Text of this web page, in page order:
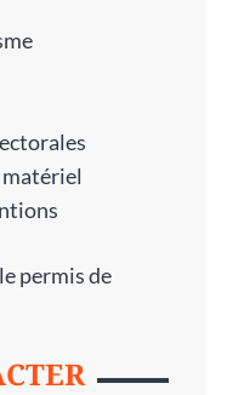
matériel
permis de